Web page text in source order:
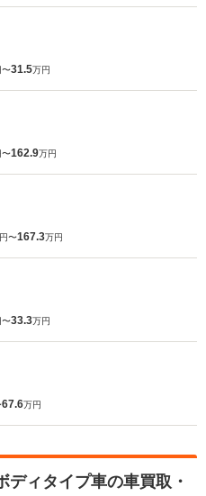
〜31.5万円
〜162.9万円
〜167.3万円
〜33.3万円
67.6万円
ディタイプ車の車買取・